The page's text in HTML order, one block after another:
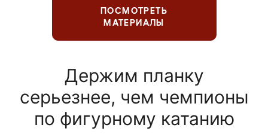
ПОСМОТРЕТЬ
МАТЕРИАЛЫ
Держим планку
серьезнее, чем чемпионы
по фигурному катанию